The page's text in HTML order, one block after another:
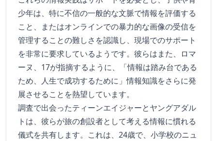
少年は、特に不信の一般的な文脈で情報を評価する
こと、またはオンラインでの暴力的な画像の受信を
管理することの難しさを認識し、現場でのサポート
を非常に要求しているようです。彼らはまた、ロマ
ーヌ、17が指摘するように、「情報は踏み台である
ため、人生で成功するために」情報知識をさらに発
展させることを熱望しています。
調査で出会ったティーンエイジャーとヤングアダル
トは、彼らが旅の創設者として考える情報に慣れる
儀式を共有します。これは、24歳で、小学校のニュ